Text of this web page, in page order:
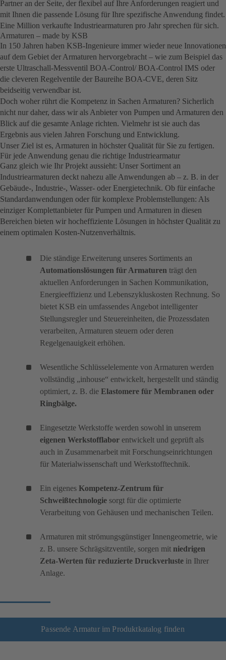
Partner an der Seite, der flexibel auf Ihre Anforderungen reagiert und
mit Ihnen die passende Lösung für Ihre spezifische Anwendung findet.
Eine Million verkaufte Industriearmaturen pro Jahr sprechen für sich.
Armaturen – made by KSB
In 150 Jahren haben KSB-Ingenieure immer wieder neue Innovationen
auf dem Gebiet der Armaturen hervorgebracht – wie zum Beispiel das
erste Ultraschall-Messventil BOA-Control/ BOA‑Control IMS oder
die cleveren Regelventile der Baureihe BOA-CVE, deren Sitz
beidseitig verwendbar ist.
Doch woher rührt die Kompetenz in Sachen Armaturen? Sicherlich
nicht nur daher, dass wir als Anbieter von Pumpen und Armaturen den
Blick auf die gesamte Anlage richten. Vielmehr ist sie auch das
Ergebnis aus vielen Jahren Forschung und Entwicklung.
Unser Ziel ist es, Armaturen in höchster Qualität für Sie zu fertigen.
Für jede Anwendung genau die richtige Industriearmatur
Ganz gleich wie Ihr Projekt aussieht: Unser Sortiment an
Industriearmaturen deckt nahezu alle Anwendungen ab – z. B. in der
Gebäude-, Industrie-, Wasser- oder Energietechnik. Ob für einfache
Standardanwendungen oder für komplexe Problemstellungen: Als
einziger Komplettanbieter für Pumpen und Armaturen in diesen
Bereichen bieten wir hocheffiziente Lösungen in höchster Qualität zu
einem optimalen Kosten-Nutzenverhältnis.
Die ständige Erweiterung unseres Sortiments an
Automationslösungen für Armaturen trägt den
aktuellen Anforderungen in Sachen Kommunikation,
Energieeffizienz und Lebenszykluskosten Rechnung. So
bietet KSB ein umfassendes Angebot intelligenter
Stellungsregler und Steuereinheiten, die Prozessdaten
verarbeiten, Armaturen steuern oder deren
Regelgenauigkeit erhöhen.
Wesentliche Schlüsselelemente von Armaturen werden
vollständig „inhouse“ entwickelt, hergestellt und ständig
optimiert, z. B. die Elastomere für Membranen oder
Ringbälge.
Eingesetzte Werkstoffe werden sowohl in unserem
eigenen Werkstofflabor entwickelt und geprüft als
auch in Zusammenarbeit mit Forschungseinrichtungen
für Materialwissenschaft und Werkstofftechnik.
Ein eigenes Kompetenz-Zentrum für
Schweißtechnologie sorgt für die optimierte
Verarbeitung von Gehäusen und mechanischen Teilen.
Armaturen mit strömungsgünstiger Innengeometrie, wie
z. B. unsere Schrägsitzventile, sorgen mit niedrigen
Zeta-Werten für reduzierte Druckverluste in Ihrer
Anlage.
Passende Armatur im Produktkatalog finden